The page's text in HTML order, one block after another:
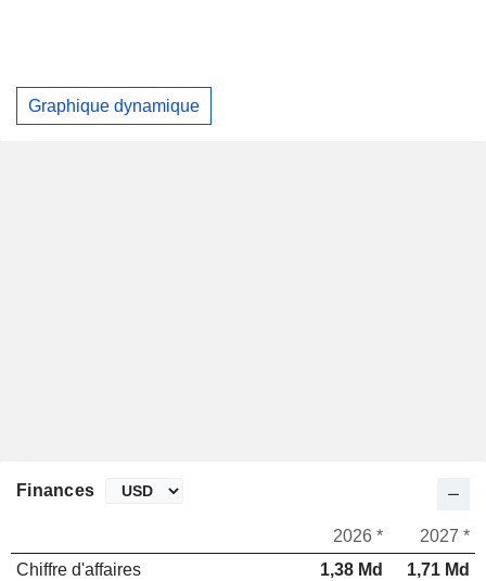
Graphique dynamique
Finances
2026 *
2027 *
Chiffre d'affaires
1,38 Md
1,71 Md